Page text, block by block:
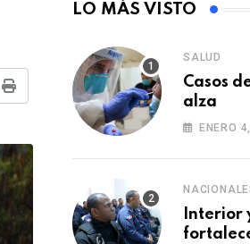
P
i
n
LO MÁS VISTO
SALUD
Casos
alza
ENERO
Interior